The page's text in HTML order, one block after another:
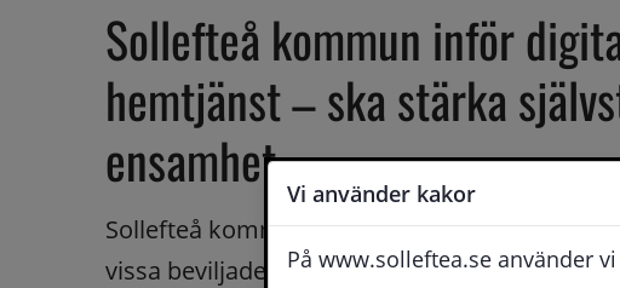
Vi använder kakor
På www.solleftea.se använder
Sollefteå kommun inför
hemtjänst – ska stärka
ensamhet
Sollefteå kommun inför nu digitala
vissa beviljade hemtjänstinsatser. Genom